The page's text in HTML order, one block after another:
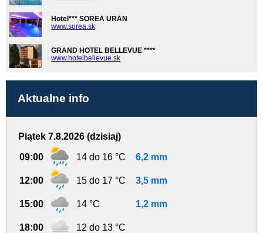
Hotel*** SOREA URÁN
www.sorea.sk
GRAND HOTEL BELLEVUE ****
www.hotelbellevue.sk
Aktualne info
Piątek 7.8.2026 (dzisiaj)
09:00 14 do 16 °C 6,2 mm
12:00 15 do 17 °C 3,5 mm
15:00 14 °C 1,2 mm
18:00 12 do 13 °C